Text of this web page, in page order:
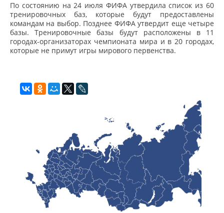
По состоянию на 24 июля ФИФА утвердила список из 60
тренировочных баз, которые будут предоставлены
командам на выбор. Позднее ФИФА утвердит еще четыре
базы. Тренировочные базы будут расположены в 11
городах-организаторах чемпионата мира и в 20 городах,
которые не примут игры мирового первенства.